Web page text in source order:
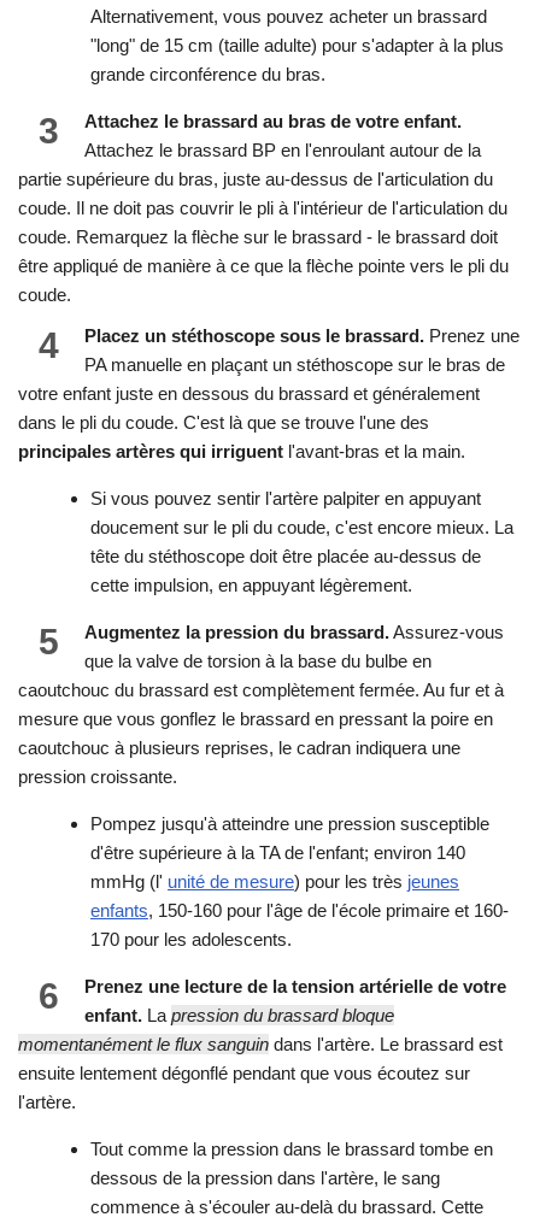
Alternativement, vous pouvez acheter un brassard
"long" de 15 cm (taille adulte) pour s'adapter à la plus
grande circonférence du bras.
3
Attachez le brassard au bras de votre enfant.
Attachez le brassard BP en l'enroulant autour de la
partie supérieure du bras, juste au-dessus de l'articulation du
coude. Il ne doit pas couvrir le pli à l'intérieur de l'articulation du
coude. Remarquez la flèche sur le brassard - le brassard doit
être appliqué de manière à ce que la flèche pointe vers le pli du
coude.
4 Placez un stéthoscope sous le brassard. Prenez une
PA manuelle en plaçant un stéthoscope sur le bras de
votre enfant juste en dessous du brassard et généralement
dans le pli du coude. C'est là que se trouve l'une des
principales artères qui irriguent l'avant-bras et la main.
Si vous pouvez sentir l'artère palpiter en appuyant
doucement sur le pli du coude, c'est encore mieux. La
tête du stéthoscope doit être placée au-dessus de
cette impulsion, en appuyant légèrement.
5 Augmentez la pression du brassard.Assurez-vous
que la valve de torsion à la base du bulbe en
caoutchouc du brassard est complètement fermée. Au fur et à
mesure que vous gonflez le brassard en pressant la poire en
caoutchouc à plusieurs reprises, le cadran indiquera une
pression croissante.
Pompez jusqu'à atteindre une pression susceptible
d'être supérieure à la TA de l'enfant; environ 140
mmHg (l' unité de mesure) pour les très jeunes
enfants, 150-160 pour l'âge de l'école primaire et 160-
170 pour les adolescents.
6
Prenez une lecture de la tension artérielle de votre
enfant. La pression du brassard bloque
momentanément le flux sanguin dans l'artère. Le brassard est
ensuite lentement dégonflé pendant que vous écoutez sur
l'artère.
Tout comme la pression dans le brassard tombe en
dessous de la pression dans l'artère, le sang
commence à s'écouler au-delà du brassard. Cette